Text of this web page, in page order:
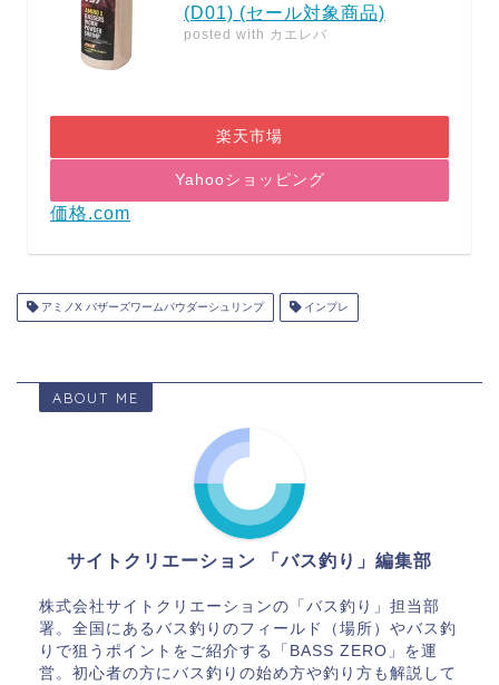
(D01) (セール対象商品)
posted with カエレバ
楽天市場
Yahooショッピング
価格.com
アミノX バザーズワームパウダーシュリンプ インプレ
ABOUT ME
サイトクリエーション 「バス釣り」編集部
株式会社サイトクリエーションの「バス釣り」担当部
署。全国にあるバス釣りのフィールド（場所）やバス釣
りで狙うポイントをご紹介する「BASS ZERO」を運
営。初心者の方にバス釣りの始め方や釣り方も解説して